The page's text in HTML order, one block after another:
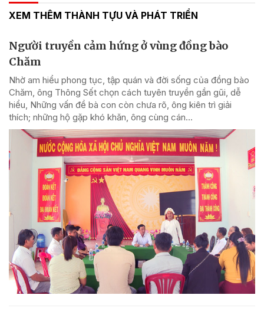
XEM THÊM THÀNH TỰU VÀ PHÁT TRIỂN
Người truyền cảm hứng ở vùng đồng bào
Chăm
Nhờ am hiểu phong tục, tập quán và đời sống của đồng bào
Chăm, ông Thông Sết chọn cách tuyên truyền gần gũi, dễ
hiểu, Những vấn đề bà con còn chưa rõ, ông kiên trì giải
thích; những hộ gặp khó khăn, ông cùng cán...